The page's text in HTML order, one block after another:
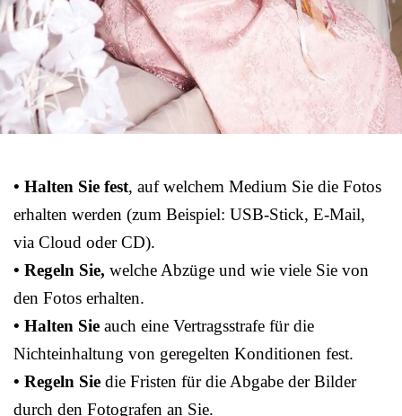
• Halten Sie fest, auf welchem Medium Sie die Fotos
erhalten werden (zum Beispiel: USB-Stick, E-Mail,
via Cloud oder CD).
• Regeln Sie, welche Abzüge und wie viele Sie von
den Fotos erhalten.
• Halten Sie auch eine Vertragsstrafe für die
Nichteinhaltung von geregelten Konditionen fest.
• Regeln Sie die Fristen für die Abgabe der Bilder
durch den Fotografen an Sie.